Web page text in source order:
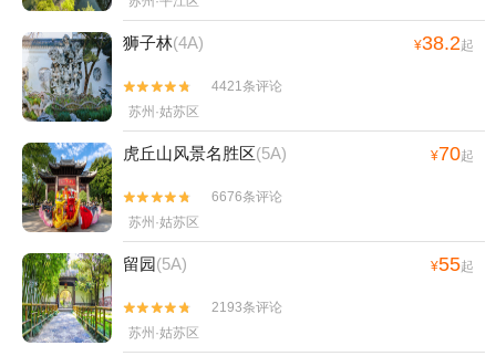
狮子林(4A) ¥38.2起


4421条评论
苏州·姑苏区
虎丘山风景名胜区(5A) ¥70起


6676条评论
苏州·姑苏区
留园(5A) ¥55起


2193条评论
苏州·姑苏区